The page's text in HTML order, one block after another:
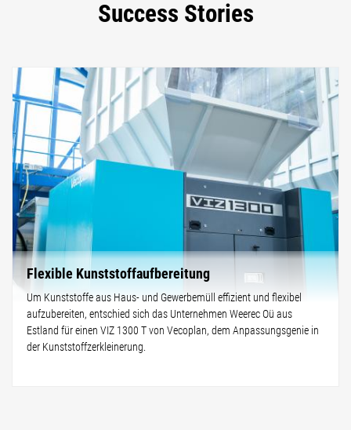
Success Stories
Flexible Kunststoffaufbereitung
Um Kunststoffe aus Haus- und Gewerbemüll effizient und flexibel
aufzubereiten, entschied sich das Unternehmen Weerec Oü aus
Estland für einen VIZ 1300 T von Vecoplan, dem Anpassungsgenie in
der Kunststoffzerkleinerung.